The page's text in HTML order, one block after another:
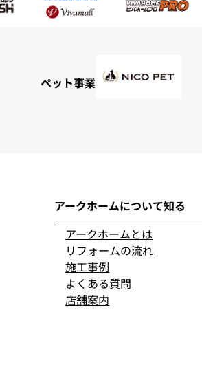
ペット事業
アークホームについて知る
アークホームとは
リフォームの流れ
施工事例
よくある質問
店舗案内